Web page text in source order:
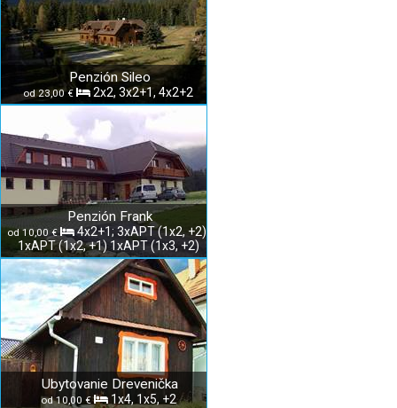
Penzión Sileo
od 23,00 € 2x2, 3x2+1, 4x2+2
Penzión Frank
od 10,00 €
4x2+1; 3xAPT (1x2, +2);
1xAPT (1x2, +1) 1xAPT (1x3, +2)
Ubytovanie Drevenička
od 10,00 € 1x4, 1x5, +2